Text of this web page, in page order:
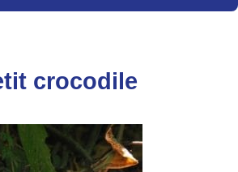
crocodile